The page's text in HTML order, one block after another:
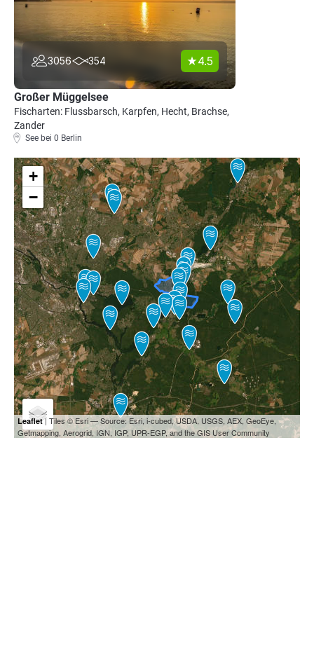
3056 354 4.5
Großer Müggelsee
Fischarten: Flussbarsch, Karpfen, Hecht, Brachse,
Zander
See bei 0 Berlin
+
−
Leaflet| Tiles © Esri — Source: Esri, i-cubed, USDA, USGS, AEX, GeoEye,
Getmapping, Aerogrid, IGN, IGP, UPR-EGP, and the GIS User Community